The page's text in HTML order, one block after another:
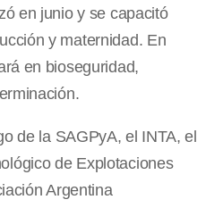
en junio y se capacitó
y maternidad. En
en bioseguridad,
de la SAGPyA, el INTA, el
de Explotaciones
Argentina